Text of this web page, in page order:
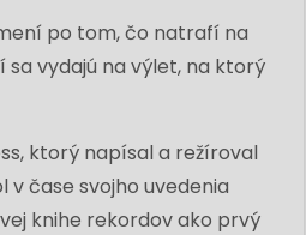
po tom, čo natrafí na
vydajú na výlet, na ktorý
ktorý napísal a režíroval
v čase svojho uvedenia
knihe rekordov ako prvý